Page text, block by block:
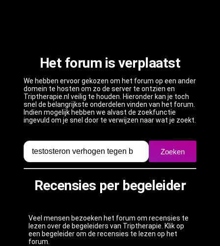
Het forum is verplaatst
We hebben ervoor gekozen om het forum op een ander
domein te hosten om zo de server te ontzien en
Triptherapie.nl veilig te houden. Hieronder kan je toch
snel de belangrijkste onderdelen vinden van het forum.
Indien mogelijk hebben we alvast de zoekfunctie
ingevuld om je snel door te verwijzen naar wat je zoekt.
Zoeken
Recensies per begeleider
Veel mensen bezoeken het forum om recensies te
lezen over de begeleiders van Triptherapie. Klik op
een begeleider om de recensies te lezen op het
forum.